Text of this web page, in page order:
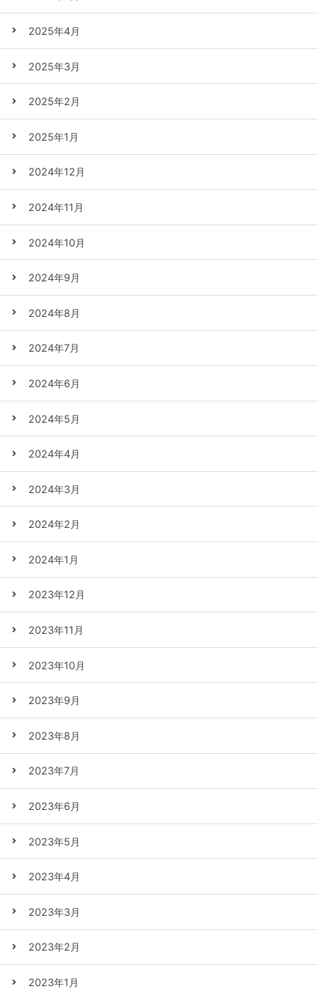
2025年4月
2025年3月
2025年2月
2025年1月
2024年12月
2024年11月
2024年10月
2024年9月
2024年8月
2024年7月
2024年6月
2024年5月
2024年4月
2024年3月
2024年2月
2024年1月
2023年12月
2023年11月
2023年10月
2023年9月
2023年8月
2023年7月
2023年6月
2023年5月
2023年4月
2023年3月
2023年2月
2023年1月